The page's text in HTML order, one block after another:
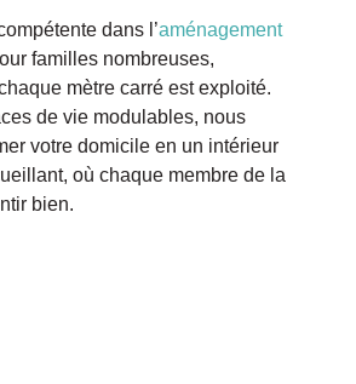
dans l’aménagement
familles nombreuses,
mètre carré est exploité.
de vie modulables, nous
votre domicile en un intérieur
où chaque membre de la
bien.